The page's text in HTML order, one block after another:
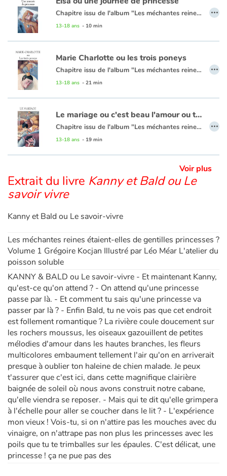
Chapitre issu de l'album "Les méchantes reines étaient-elles de gentilles princesses ?" de Grégoire Kocjan et Léo Méar
-Miroir, mon beau miroir, dis-moi quelles sont les plus belles histoires de princesses...
13-18 ans - 10 min
…
Marie Charlotte ou les trois poneys
Chapitre issu de l'album "Les méchantes reines étaient-elles de gentilles princesses ?" de Grégoire Kocjan et Léo Méar
CHAPITRE 4
13-18 ans - 21 min
…
Le mariage ou c'est beau l'amour ou tiens voilà du boudin soeur Cunégonde ou tout est bien qui finit bien
Chapitre issu de l'album "Les méchantes reines étaient-elles de gentilles princesses ?" de Grégoire Kocjan et Léo Méar
CHAPITRE 6
- Miroir, mon beau miroir, dis-moi quelles sont les plus belles histoires de princesses...
13-18 ans - 19 min
…
Voir plus
Extrait du livre Kanny et Bald ou Le
savoir vivre
Kanny et Bald ou Le savoir-vivre
Les méchantes reines étaient-elles de gentilles princesses ?
Volume 1 Grégoire Kocjan Illustré par Léo Méar L'atelier du
poisson soluble
KANNY & BALD ou Le savoir-vivre - Et maintenant Kanny,
qu'est-ce qu'on attend ? - On attend qu'une princesse
passe par là. - Et comment tu sais qu'une princesse va
passer par là ? - Enfin Bald, tu ne vois pas que cet endroit
est follement romantique ? La rivière coule doucement sur
les rochers moussus, les oiseaux gazouillent de petites
mélodies d'amour dans les hautes branches, les fleurs
multicolores embaument tellement l'air qu'on en arriverait
presque à oublier ton haleine de chien malade. Je peux
t'assurer que c'est ici, dans cette magnifique clairière
baignée de soleil où nous avons construit notre cabane,
qu'elle viendra se reposer. - Mais qui te dit qu'elle grimpera
à l'échelle pour aller se coucher dans le lit ? - L'expérience
mon vieux ! Vois-tu, si on n'attire pas les mouches avec du
vinaigre, on n'attrape pas non plus les princesses avec les
poils que tu te trimballes sur les épaules. C'est délicat, une
princesse ! ça ne pue pas des